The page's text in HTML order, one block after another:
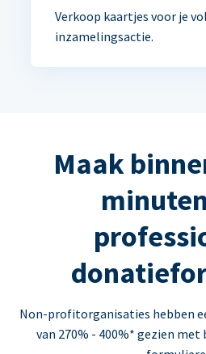
Verkoop kaartjes voor je
inzamelingsactie.
Maak
Non-profitorganisaties hebben
van 270% - 400%* gezien